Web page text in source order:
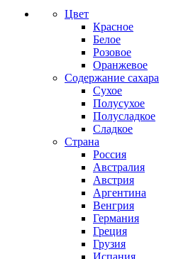
Цвет
Красное
Белое
Розовое
Оранжевое
Содержание сахара
Сухое
Полусухое
Полусладкое
Сладкое
Страна
Россия
Австралия
Австрия
Аргентина
Венгрия
Германия
Греция
Грузия
Испания